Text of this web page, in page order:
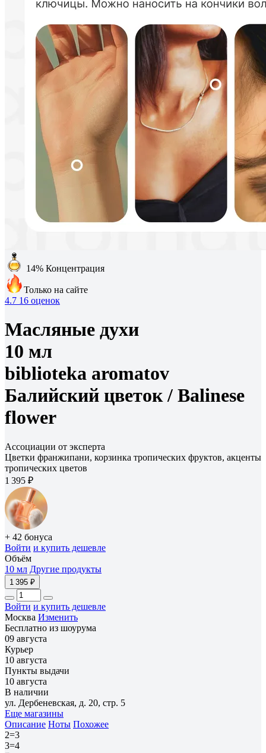
14% Концентрация
Только на сайте
4.7 16 оценок
Масляные духи
10 мл
biblioteka aromatov
Балийский цветок / Balinese
flower
Ассоциации от эксперта
Цветки франжипани, корзинка тропических фруктов, акценты
тропических цветов
1 395 ₽
+ 42 бонуса
Войти и купить дешевле
Объём
10 мл Другие продукты
1 395 ₽
Войти и купить дешевле
Москва Изменить
Бесплатно из шоурума
09 августа
Курьер
10 августа
Пункты выдачи
10 августа
В наличии
ул. Дербеневская, д. 20, стр. 5
Еще магазины
Описание Ноты Похожее
2=3
3=4